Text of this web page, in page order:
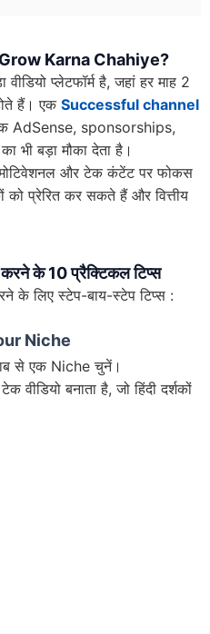
Karna Chahiye?
प्लेटफॉर्म है, जहां हर माह 2
हैं। एक Successful channel
AdSense, sponsorships,
बड़ा मौका देता है।
और टेक कंटेंट पर फोकस
प्रेरित कर सकते हैं और वित्तीय
के 10 प्रैक्टिकल टिप्स
के लिए स्टेप-बाय-स्टेप टिप्स :
Niche
से एक Niche चुनें।
वीडियो बनाता है, जो हिंदी दर्शकों